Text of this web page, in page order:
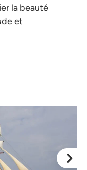
la beauté
et